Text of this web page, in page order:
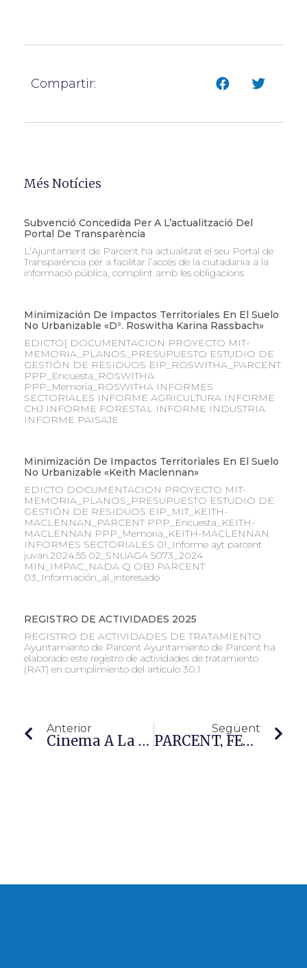
Compartir:
Més Notícies
Subvenció Concedida Per A L’actualització Del
Portal De Transparència
L’Ajuntament de Parcent ha actualitzat el seu Portal de
Transparència per a facilitar l’accés de la ciutadania a la
informació pública, complint amb les obligacions
Minimización De Impactos Territoriales En El Suelo
No Urbanizable «Dª. Roswitha Karina Rassbach»
EDICTO[ DOCUMENTACION PROYECTO MIT-
MEMORIA_PLANOS_PRESUPUESTO ESTUDIO DE
GESTIÓN DE RESIDUOS EIP_ROSWITHA_PARCENT
PPP_Encuesta_ROSWITHA
PPP_Memoria_ROSWITHA INFORMES
SECTORIALES INFORME AGRICULTURA INFORME
CHJ INFORME FORESTAL INFORME INDUSTRIA
INFORME PAISAJE
Minimización De Impactos Territoriales En El Suelo
No Urbanizable «Keith Maclennan»
EDICTO DOCUMENTACION PROYECTO MIT-
MEMORIA_PLANOS_PRESUPUESTO ESTUDIO DE
GESTIÓN DE RESIDUOS EIP_MIT_KEITH-
MACLENNAN_PARCENT PPP_Encuesta_KEITH-
MACLENNAN PPP_Memoria_KEITH-MACLENNAN
INFORMES SECTORIALES 01_Informe ayt parcent
juvari.2024.55 02_SNUAGA 5073_2024
MIN_IMPAC_NADA Q OBJ PARCENT
03_Información_al_interesado
REGISTRO DE ACTIVIDADES 2025
REGISTRO DE ACTIVIDADES DE TRATAMIENTO
Ayuntamiento de Parcent Ayuntamiento de Parcent ha
elaborado este registro de actividades de tratamiento
(RAT) en cumplimiento del artículo 30.1
Anterior
Cinema A La Fresca 2016
Següent
PARCENT, FESTES PATRONALS 2016